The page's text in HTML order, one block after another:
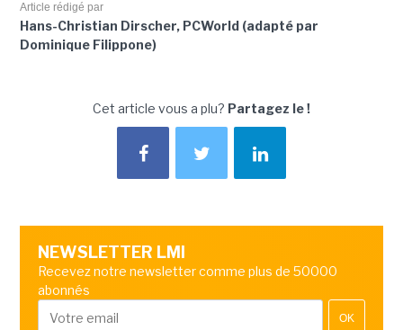
Article rédigé par
Hans-Christian Dirscher, PCWorld (adapté par
Dominique Filippone)
Cet article vous a plu? Partagez le !
NEWSLETTER LMI
Recevez notre newsletter comme plus de 50000
abonnés
OK